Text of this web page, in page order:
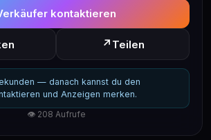
kontaktieren
↗ Teilen
— danach kannst du den
und Anzeigen merken.
👁 208 Aufrufe